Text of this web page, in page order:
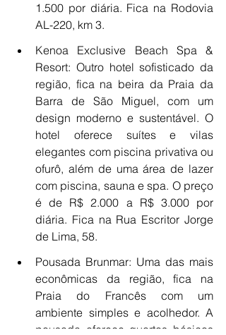
1.500 por diária. Fica na Rodovia
AL-220, km 3.
Kenoa Exclusive Beach Spa &
Resort: Outro hotel sofisticado da
região, fica na beira da Praia da
Barra de São Miguel, com um
design moderno e sustentável. O
hotel oferece suítes e vilas
elegantes com piscina privativa ou
ofurô, além de uma área de lazer
com piscina, sauna e spa. O preço
é de R$ 2.000 a R$ 3.000 por
diária. Fica na Rua Escritor Jorge
de Lima, 58.
Pousada Brunmar: Uma das mais
econômicas da região, fica na
Praia do Francês com um
ambiente simples e acolhedor. A
pousada oferece quartos básicos